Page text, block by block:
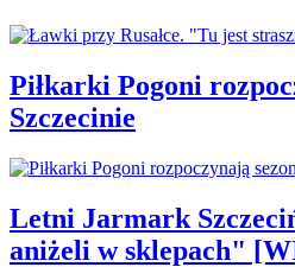
Piłkarki Pogoni
Szczecinie
Letni Jarmark
aniżeli w sklepach"